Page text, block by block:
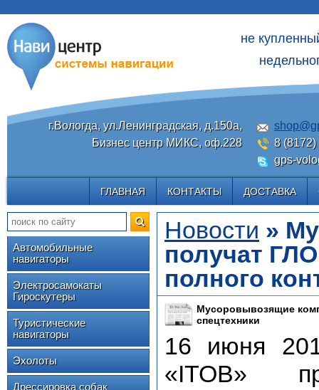
не
г.Вологда, ул.Ленинградская, д.150а,
Бизнес центр МИКС, оф.228
8 (8172)
gps-
ГЛАВНАЯ КОНТАКТЫ ДОСТАВКА
Автомобильные
навигаторы
Электросамокаты
Гироскутеры
Туристические
навигаторы
Эхолоты
Дрессировка собак
Новости »
получат
полного
Мусоровывозящие
спецтехники
16 июня
«ITOB»